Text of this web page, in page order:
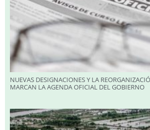
NUEVAS DESIGNACIONES Y LA
MARCAN LA AGENDA OFICIAL DEL GOBIERNO